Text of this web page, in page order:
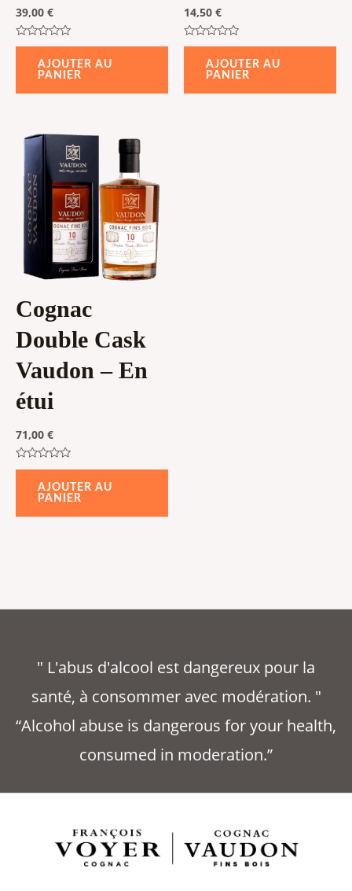
39,00 €
Note
AJOUTER AU
PANIER
14,50 €
Note
AJOUTER AU
PANIER
Cognac
Double Cask
Vaudon – En
étui
71,00 €
Note
AJOUTER AU
PANIER
" L'abus d'alcool est dangereux pour la
santé, à consommer avec modération. "
“Alcohol abuse is dangerous for your health,
consumed in moderation.”